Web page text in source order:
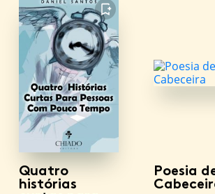
FAVORITO
Quatro
histórias
Poesia